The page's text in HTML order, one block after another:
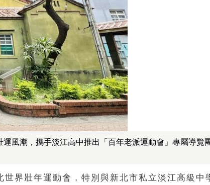
風潮，攜手淡江高中推出「百年老派運動會」專屬導覽
界壯年運動會，特別與新北市私立淡江高級中